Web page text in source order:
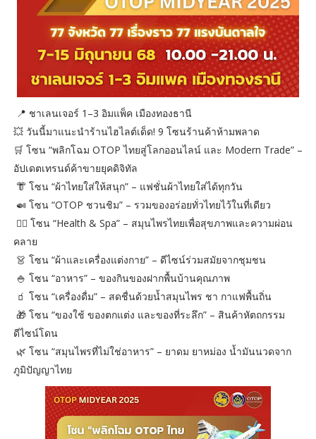
📍 ชาเลนเจอร์ 1–3 อิมแพ็ค เมืองทองธานี
💥 วันนี้มาแนะนำร้านไฮไลต์เด็ด! 9 โซนร้านค้าห้ามพลาด
🛒 โซน “พลิกโฉม OTOP ไทยสู่โลกออนไลน์ และ Modern Trade” –
อัปเดตเทรนด์ค้าขายยุคดิจิทัล
👘 โซน “ผ้าไทยใส่ให้สนุก” – แฟชั่นผ้าไทยใส่ได้ทุกวัน
🍛 โซน “OTOP ชวนชิม” – รวมของอร่อยทั่วไทยไว้ในที่เดียว
💆‍♀️ โซน “Health & Spa” – สมุนไพรไทยเพื่อสุขภาพและความผ่อน
คลาย
👗 โซน “ผ้าและเครื่องแต่งกาย” – ดีไซน์ร่วมสมัยจากชุมชน
🍚 โซน “อาหาร” – ของกินของฝากพื้นบ้านคุณภาพ
🧃 โซน “เครื่องดื่ม” – สดชื่นด้วยน้ำสมุนไพร ชา กาแฟพื้นถิ่น
🎁 โซน “ของใช้ ของตกแต่ง และของที่ระลึก” – สินค้าหัตถกรรม
ดีไซน์โดน
🌿 โซน “สมุนไพรที่ไม่ใช่อาหาร” – ยาดม ยาหม่อง น้ำมันนวดจาก
ภูมิปัญญาไทย